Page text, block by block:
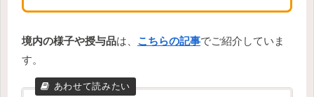
境内の様子や授与品は、 こちらの記事でご紹介していま
す。